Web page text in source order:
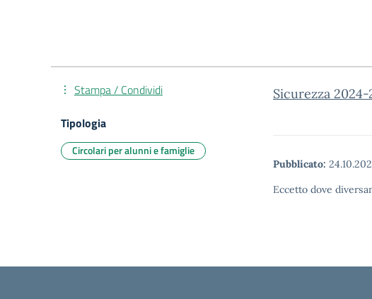
Sicurezza
Pubblicato:
Eccetto dove
Stampa / Condividi
Tipologia
Circolari per alunni e famiglie